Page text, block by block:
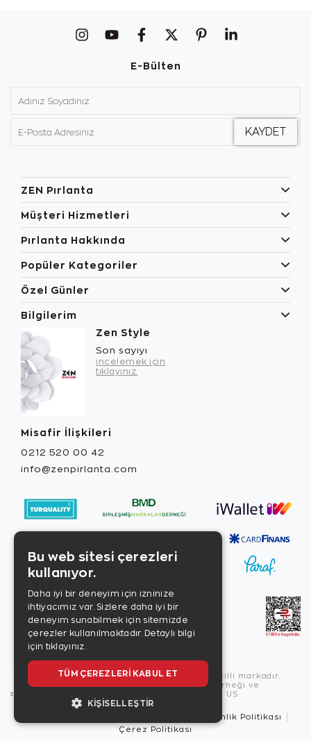
E-Bülten
ZEN Pırlanta
Müşteri Hizmetleri
Pırlanta Hakkında
Popüler Kategoriler
Özel Günler
Bilgilerim
Zen Style
Son sayıyı
incelemek için
tıklayınız.
Misafir İlişkileri
0212 520 00 42
info@zenpirlanta.com
Copyright © 2026, Zen Diamond tescilli markadır.
Zen Diamond Birleşmiş Markalar Derneği ve
Turquality Destek Programı üyesidir. US
Güvenlik Politikası
Çerez Politikası
Bu web sitesi çerezleri
kullanıyor.
Daha iyi bir deneyim için izninize
ihtiyacımız var. Sizlere daha iyi bir
deneyim sunabilmek için sitemizde
çerezler kullanılmaktadır. Detaylı bilgi
için tıklayınız.
TÜM ÇEREZLERI KABUL ET
KIŞISELLEŞTIR